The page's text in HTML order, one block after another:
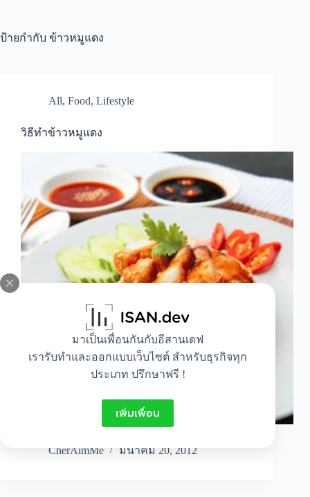
มาเป็นเพื่อนกันกับอีสานเดฟ
เรารับทำและออกแบบเว็บไซต์ สำหรับธุรกิจทุก
ประเภท ปรึกษาฟรี !
เพิ่มเพื่อน
ป้ายกำกับ ข้าวหมูแดง
All, Food, Lifestyle
วิธีทำข้าวหมูแดง
CherAimMe
มีนาคม 20, 2012